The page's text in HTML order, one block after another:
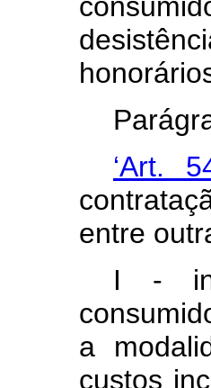
‘Art.
entre
I -
a
custos